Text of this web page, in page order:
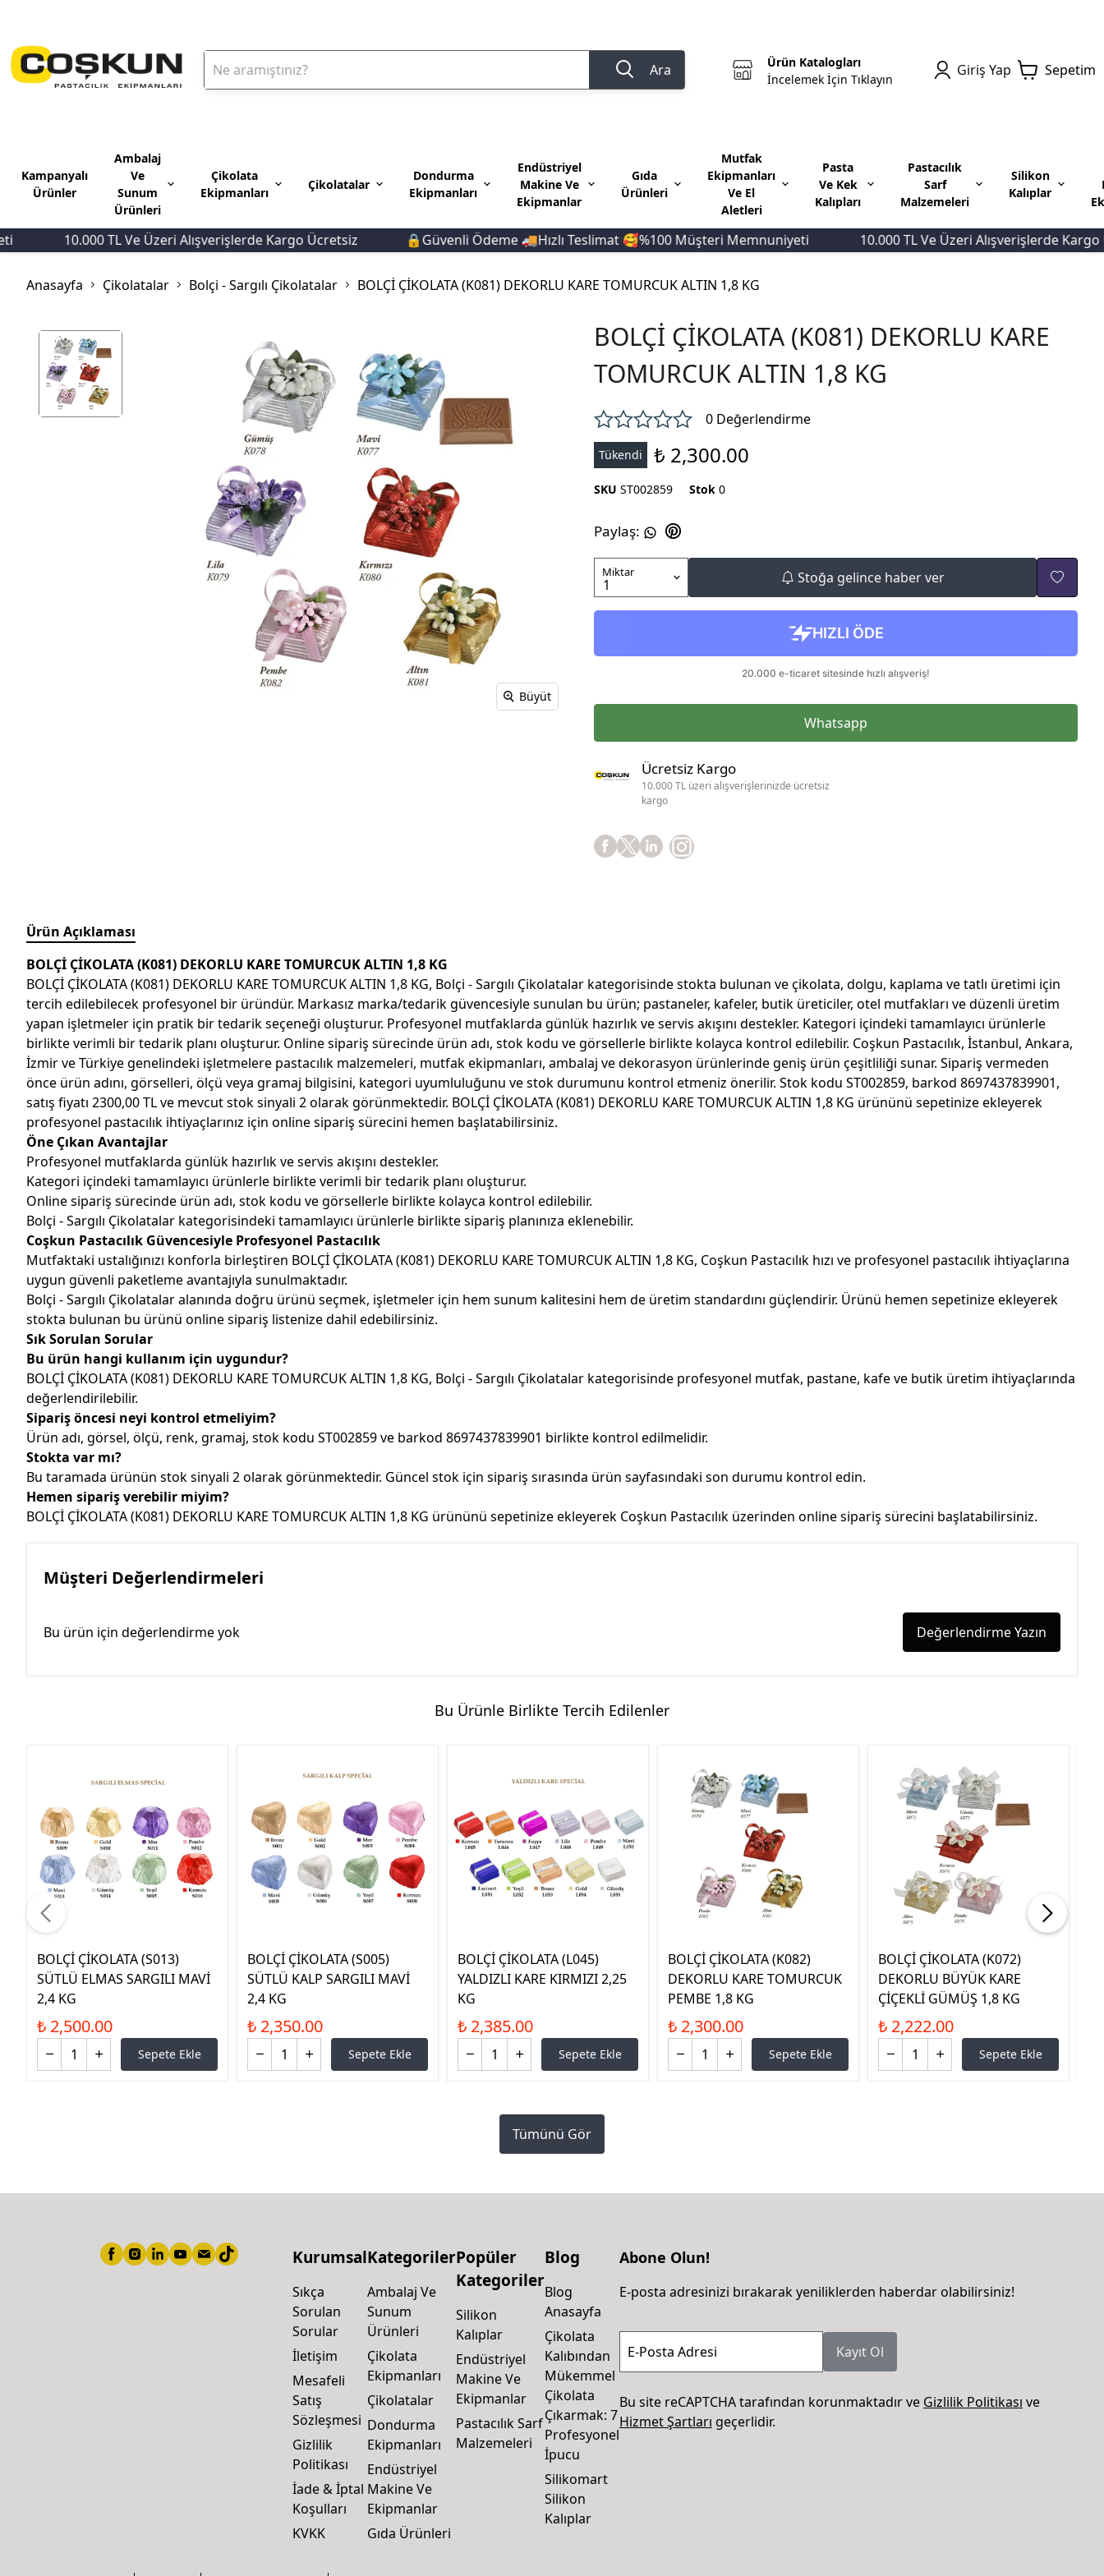
Ara
Ürün Katalogları
İncelemek İçin Tıklayın
Giriş Yap Sepetim
Kampanyalı
Ürünler
Ambalaj
Ve
Sunum
Ürünleri
Çikolata
Ekipmanları
Çikolatalar
Dondurma
Ekipmanları
Endüstriyel
Makine Ve
Ekipmanlar
Gıda
Ürünleri
Mutfak
Ekipmanları
Ve El
Aletleri
Pasta
Ve Kek
Kalıpları
Pastacılık
Sarf
Malzemeleri
Silikon
Kalıplar
10.000 TL Ve Üzeri Alışverişlerde Kargo Ücretsiz 🔒Güvenli Ödeme 🚚Hızlı Teslimat 🥰%100 Müşteri Memnuniyeti 10.000 TL Ve Üzeri Alışverişlerde Kargo
Anasayfa Çikolatalar Bolçi - Sargılı Çikolatalar BOLÇİ ÇİKOLATA (K081) DEKORLU KARE TOMURCUK ALTIN 1,8 KG
Büyüt
BOLÇİ ÇİKOLATA (K081) DEKORLU KARE
TOMURCUK ALTIN 1,8 KG
0 Değerlendirme
Tükendi ₺ 2,300.00
SKU ST002859 Stok 0
Paylaş:
Miktar Stoğa gelince haber ver
Whatsapp
Ücretsiz Kargo
10.000 TL üzeri alışverişlerinizde ücretsiz
kargo
Ürün Açıklaması
BOLÇİ ÇİKOLATA (K081) DEKORLU KARE TOMURCUK ALTIN 1,8 KG
BOLÇİ ÇİKOLATA (K081) DEKORLU KARE TOMURCUK ALTIN 1,8 KG, Bolçi - Sargılı Çikolatalar kategorisinde stokta bulunan ve çikolata, dolgu, kaplama ve tatlı üretimi için
tercih edilebilecek profesyonel bir üründür. Markasız marka/tedarik güvencesiyle sunulan bu ürün; pastaneler, kafeler, butik üreticiler, otel mutfakları ve düzenli üretim
yapan işletmeler için pratik bir tedarik seçeneği oluşturur. Profesyonel mutfaklarda günlük hazırlık ve servis akışını destekler. Kategori içindeki tamamlayıcı ürünlerle
birlikte verimli bir tedarik planı oluşturur. Online sipariş sürecinde ürün adı, stok kodu ve görsellerle birlikte kolayca kontrol edilebilir. Coşkun Pastacılık, İstanbul, Ankara,
İzmir ve Türkiye genelindeki işletmelere pastacılık malzemeleri, mutfak ekipmanları, ambalaj ve dekorasyon ürünlerinde geniş ürün çeşitliliği sunar. Sipariş vermeden
önce ürün adını, görselleri, ölçü veya gramaj bilgisini, kategori uyumluluğunu ve stok durumunu kontrol etmeniz önerilir. Stok kodu ST002859, barkod 8697437839901,
satış fiyatı 2300,00 TL ve mevcut stok sinyali 2 olarak görünmektedir. BOLÇİ ÇİKOLATA (K081) DEKORLU KARE TOMURCUK ALTIN 1,8 KG ürününü sepetinize ekleyerek
profesyonel pastacılık ihtiyaçlarınız için online sipariş sürecini hemen başlatabilirsiniz.
Öne Çıkan Avantajlar
Profesyonel mutfaklarda günlük hazırlık ve servis akışını destekler.
Kategori içindeki tamamlayıcı ürünlerle birlikte verimli bir tedarik planı oluşturur.
Online sipariş sürecinde ürün adı, stok kodu ve görsellerle birlikte kolayca kontrol edilebilir.
Bolçi - Sargılı Çikolatalar kategorisindeki tamamlayıcı ürünlerle birlikte sipariş planınıza eklenebilir.
Coşkun Pastacılık Güvencesiyle Profesyonel Pastacılık
Mutfaktaki ustalığınızı konforla birleştiren BOLÇİ ÇİKOLATA (K081) DEKORLU KARE TOMURCUK ALTIN 1,8 KG, Coşkun Pastacılık hızı ve profesyonel pastacılık ihtiyaçlarına
uygun güvenli paketleme avantajıyla sunulmaktadır.
Bolçi - Sargılı Çikolatalar alanında doğru ürünü seçmek, işletmeler için hem sunum kalitesini hem de üretim standardını güçlendirir. Ürünü hemen sepetinize ekleyerek
stokta bulunan bu ürünü online sipariş listenize dahil edebilirsiniz.
Sık Sorulan Sorular
Bu ürün hangi kullanım için uygundur?
BOLÇİ ÇİKOLATA (K081) DEKORLU KARE TOMURCUK ALTIN 1,8 KG, Bolçi - Sargılı Çikolatalar kategorisinde profesyonel mutfak, pastane, kafe ve butik üretim ihtiyaçlarında
değerlendirilebilir.
Sipariş öncesi neyi kontrol etmeliyim?
Ürün adı, görsel, ölçü, renk, gramaj, stok kodu ST002859 ve barkod 8697437839901 birlikte kontrol edilmelidir.
Stokta var mı?
Bu taramada ürünün stok sinyali 2 olarak görünmektedir. Güncel stok için sipariş sırasında ürün sayfasındaki son durumu kontrol edin.
Hemen sipariş verebilir miyim?
BOLÇİ ÇİKOLATA (K081) DEKORLU KARE TOMURCUK ALTIN 1,8 KG ürününü sepetinize ekleyerek Coşkun Pastacılık üzerinden online sipariş sürecini başlatabilirsiniz.
Müşteri Değerlendirmeleri
Bu ürün için değerlendirme yok Değerlendirme Yazın
Bu Ürünle Birlikte Tercih Edilenler
BOLÇİ ÇİKOLATA (S013)
SÜTLÜ ELMAS SARGILI MAVİ
2,4 KG
₺ 2,500.00
Sepete Ekle
BOLÇİ ÇİKOLATA (S005)
SÜTLÜ KALP SARGILI MAVİ
2,4 KG
₺ 2,350.00
Sepete Ekle
BOLÇİ ÇİKOLATA (L045)
YALDIZLI KARE KIRMIZI 2,25
KG
₺ 2,385.00
Sepete Ekle
BOLÇİ ÇİKOLATA (K082)
DEKORLU KARE TOMURCUK
PEMBE 1,8 KG
₺ 2,300.00
Sepete Ekle
BOLÇİ ÇİKOLATA (K072)
DEKORLU BÜYÜK KARE
ÇİÇEKLİ GÜMÜŞ 1,8 KG
₺ 2,222.00
Sepete Ekle
Tümünü Gör
Kurumsal
Sıkça
Sorulan
Sorular
İletişim
Mesafeli
Satış
Sözleşmesi
Gizlilik
Politikası
İade & İptal
Koşulları
KVKK
Kategoriler
Ambalaj Ve
Sunum
Ürünleri
Çikolata
Ekipmanları
Çikolatalar
Dondurma
Ekipmanları
Endüstriyel
Makine Ve
Ekipmanlar
Gıda Ürünleri
Popüler
Kategoriler
Silikon
Kalıplar
Endüstriyel
Makine Ve
Ekipmanlar
Pastacılık Sarf
Malzemeleri
Blog
Blog
Anasayfa
Çikolata
Kalıbından
Mükemmel
Çikolata
Çıkarmak: 7
Profesyonel
İpucu
Silikomart
Silikon
Kalıplar
Abone Olun!
E-posta adresinizi bırakarak yeniliklerden haberdar olabilirsiniz!
E-Posta Adresi Kayıt Ol
Bu site reCAPTCHA tarafından korunmaktadır ve Gizlilik Politikası ve
Hizmet Şartları geçerlidir.